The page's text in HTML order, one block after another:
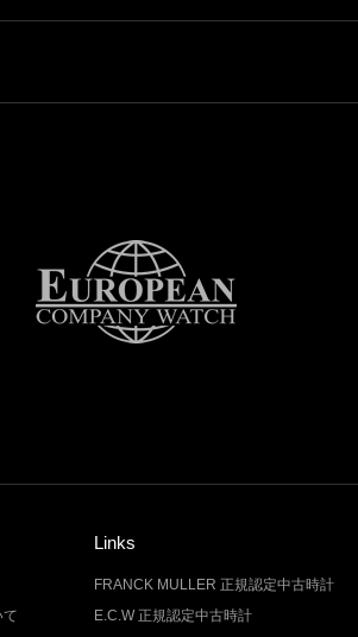
Links
FRANCK MULLER 正規認定中古時計
E.C.W 正規認定中古時計